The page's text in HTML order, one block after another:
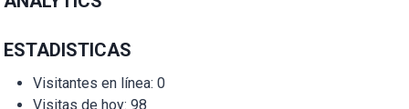
ESTADISTICAS
Visitantes en línea: 0
Visitas de hoy: 98